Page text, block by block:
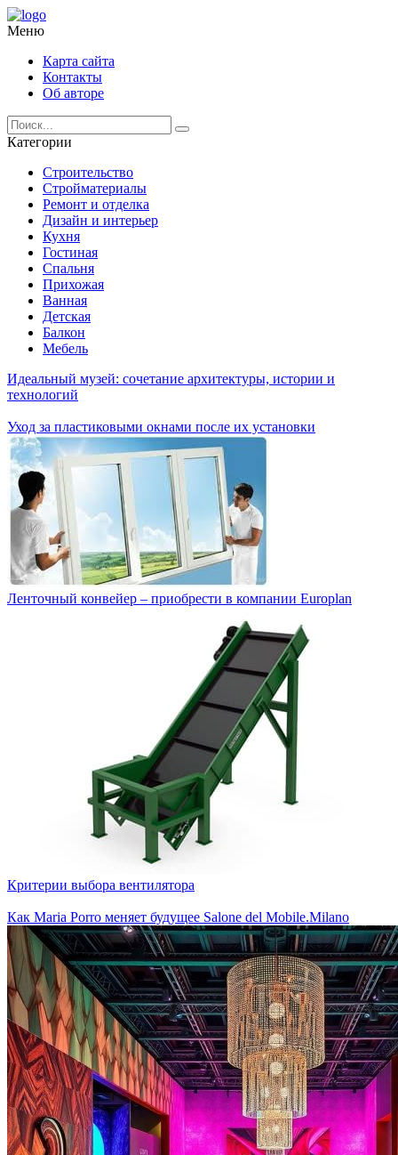
Меню
Карта сайта
Контакты
Об авторе
Категории
Строительство
Стройматериалы
Ремонт и отделка
Дизайн и интерьер
Кухня
Гостиная
Спальня
Прихожая
Ванная
Детская
Балкон
Мебель
Идеальный музей: сочетание архитектуры, истории и
технологий
Уход за пластиковыми окнами после их установки
Ленточный конвейер – приобрести в компании Europlan
Критерии выбора вентилятора
Как Maria Porro меняет будущее Salone del Mobile.Milano